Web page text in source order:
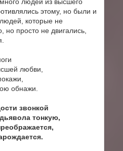
этому, но были и
которые не
но просто не двигались,
любви,
обнажи.
звонкой
тонкую,